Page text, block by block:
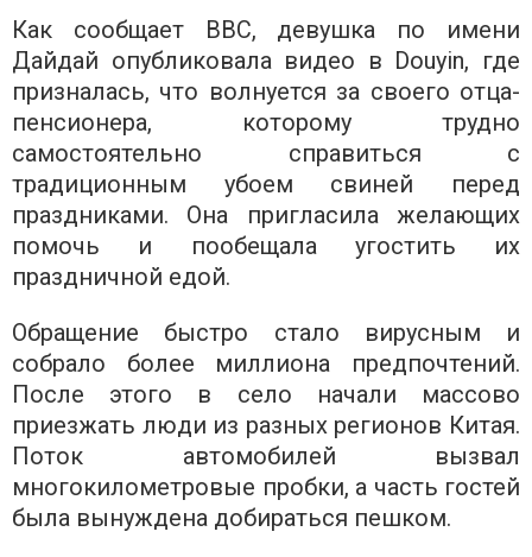
Как сообщает BBC, девушка по имени
Дайдай опубликовала видео в Douyin, где
призналась, что волнуется за своего отца-
пенсионера, которому трудно
самостоятельно справиться с
традиционным убоем свиней перед
праздниками. Она пригласила желающих
помочь и пообещала угостить их
праздничной едой.
Обращение быстро стало вирусным и
собрало более миллиона предпочтений.
После этого в село начали массово
приезжать люди из разных регионов Китая.
Поток автомобилей вызвал
многокилометровые пробки, а часть гостей
была вынуждена добираться пешком.